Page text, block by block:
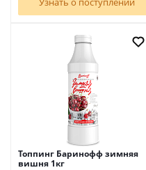
Топпинг Баринофф зимняя
вишня 1кг